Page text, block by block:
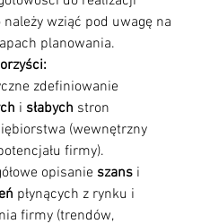
wziąć pod uwagę na
planowania.
zdefiniowanie
i słabych stron
(wewnętrzny
firmy).
opisanie szans i
płynących z rynku i
firmy (trendów,